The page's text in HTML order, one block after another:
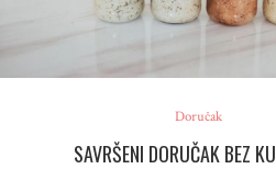
Doručak
SAVRŠENI DORUČAK BEZ